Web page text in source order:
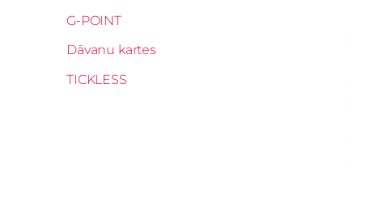
G-POINT
Dāvanu kartes
TICKLESS